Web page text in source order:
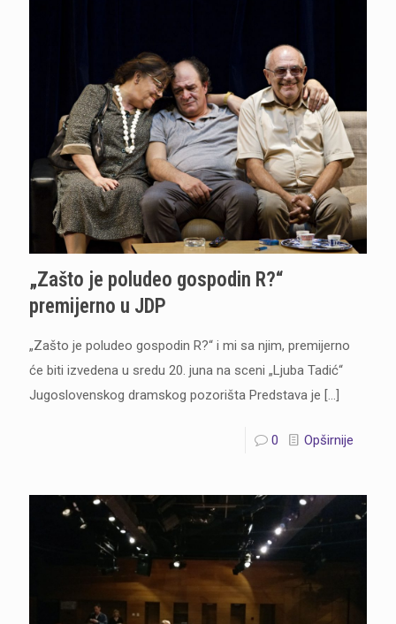
„Zašto je poludeo gospodin R?“
premijerno u JDP
„Zašto je poludeo gospodin R?“ i mi sa njim, premijerno
će biti izvedena u sredu 20. juna na sceni „Ljuba Tadić“
Jugoslovenskog dramskog pozorišta Predstava je […]
0 Opširnije